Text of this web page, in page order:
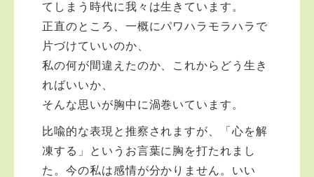
てしまう時代に我々は生きています。
正直のところ、一概にパワハラモラハラで
片づけていいのか、
私の何が間違えたのか、これからどう生き
ればいいか、
そんな思いが胸中に渦巻いています。
比喩的な表現と推察されますが、「心を解
凍する」というお言葉に胸を打たれまし
た。今の私は感情が分かりません。いい